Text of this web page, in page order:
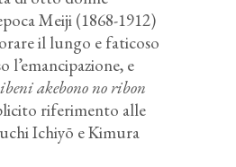
Meiji (1868-1912)
il lungo e faticoso
l’emancipazione, e
akebono no ribon
riferimento alle
Ichiyō e Kimura